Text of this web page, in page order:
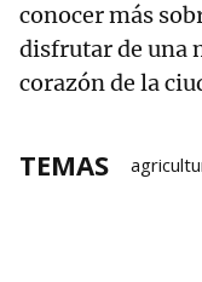
conocer más
disfrutar de una
corazón de la
TEMAS